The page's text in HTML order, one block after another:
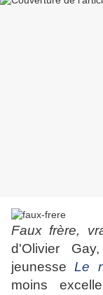
Faux frère,
d'Olivier
jeunesseLe
moins